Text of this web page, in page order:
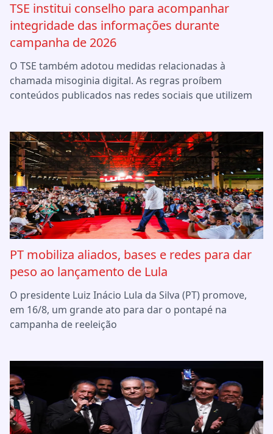
TSE institui conselho para acompanhar
integridade das informações durante
campanha de 2026
O TSE também adotou medidas relacionadas à
chamada misoginia digital. As regras proíbem
conteúdos publicados nas redes sociais que utilizem
PT mobiliza aliados, bases e redes para dar
peso ao lançamento de Lula
O presidente Luiz Inácio Lula da Silva (PT) promove,
em 16/8, um grande ato para dar o pontapé na
campanha de reeleição